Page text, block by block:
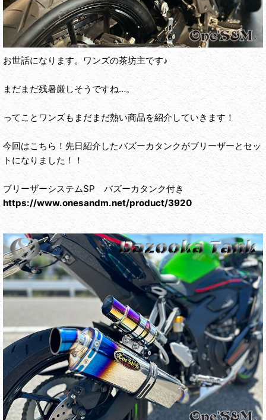
お世話になります。ワンズの茶坊主です♪
まだまだ残暑厳しそうですね…。
ってことワンズもまだまだ熱い商品を紹介していきます！
今回はこちら！先日紹介したバズーカタンクがブリーザーとセッ
トになりました！！
ブリーザーシステムSP バズーカタンク付き
https://www.onesandm.net/product/3920